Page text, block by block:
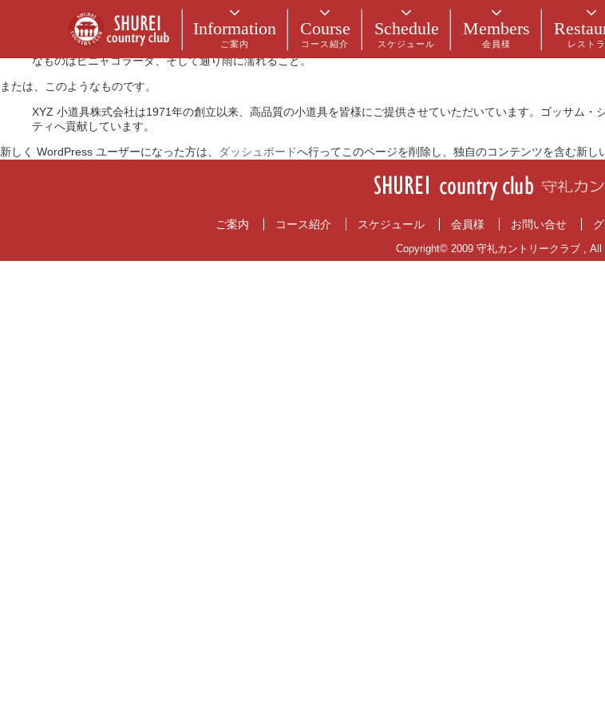
Information
ご案内
Course
コース紹介
Schedule
スケジュール
Members
会員様 レスト
これはサンプルページです。同じ位置に固定され、(多くのテーマでは) サイトナビゲーションメニューに含まれるため
成するのが一般的です。たとえば以下のようなものです。
はじめまして。昼間はバイク便のメッセンジャーとして働いていますが、俳優志望でもあります。これは僕のサ
なものはピニャコラーダ、そして通り雨に濡れること。
または、このようなものです。
XYZ 小道具株式会社は1971年の創立以来、高品質の小道具を皆様にご提供させていただいています。ゴッサム
ティへ貢献しています。
新しく WordPress ユーザーになった方は、
ダッシュボードへ行ってこのページを削除し、独自のコンテンツを含む新
ご案内 コース紹介 スケジュール 会員様 お問い合せ
Copyright© 2009 守礼カントリークラブ , All